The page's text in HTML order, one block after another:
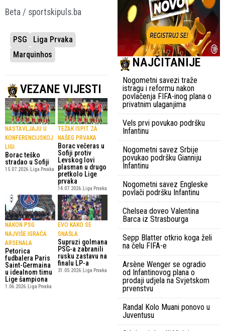
Beta / sportskipuls.ba
PSG
Liga Prvaka
Marquinhos
VEZANE VIJESTI
NASTAVLJAJU U
KONFERENCIJSKOJ
LIGI
Borac teško
stradao u Sofiji
15.07.2026. Liga Prvaka
TEŽAK ISPIT ZA
NAŠEG PRVAKA
Borac večeras u
Sofiji protiv
Levskog lovi
plasman u drugo
pretkolo Lige
prvaka
14.07.2026. Liga Prvaka
NAKON PSG
NAJVIŠE IGRAČA
ARSENALA
Petorica
fudbalera Paris
Saint-Germaina
u idealnom timu
Lige šampiona
1.06.2026. Liga Prvaka
EVO KAKO SE
SNAŠLA
Supruzi golmana
PSG-a zabranili
rusku zastavu na
finalu LP-a
31.05.2026. Liga Prvaka
NAJČITANIJE
Nogometni savezi traže
istragu i reformu nakon
povlačenja FIFA-inog plana o
privatnim ulaganjima
Vels prvi povukao podršku
Infantinu
Nogometni savez Srbije
povukao podršku Gianniju
Infantinu
Nogometni savez Engleske
povlači podršku Infantinu
Chelsea doveo Valentina
Barca iz Strasbourga
Sepp Blatter otkrio koga želi
na čelu FIFA-e
Arsène Wenger se ogradio
od Infantinovog plana o
prodaji udjela na Svjetskom
prvenstvu
Randal Kolo Muani ponovo u
Juventusu